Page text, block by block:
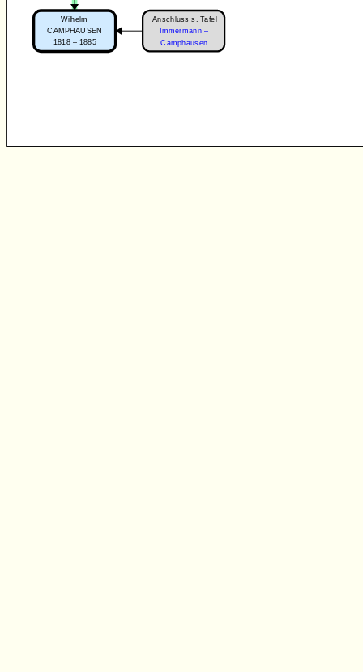
Wilhelm
CAMPHAUSEN
1818 – 1885
Anschluss s. Tafel
Immermann –
Camphausen